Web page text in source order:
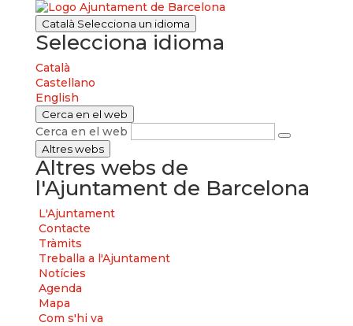
Català Selecciona un idioma
Selecciona idioma
Català
Castellano
English
Cerca en el web
Cerca en el web
Altres webs
Altres webs de
l'Ajuntament de Barcelona
L'Ajuntament
Contacte
Tràmits
Treballa a l'Ajuntament
Notícies
Agenda
Mapa
Com s'hi va